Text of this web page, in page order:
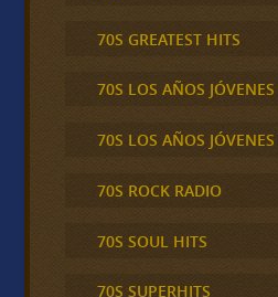
70S GREATEST HITS
70S LOS AÑOS JÓVENES
70S LOS AÑOS
70S ROCK RADIO
70S SOUL HITS
70S SUPERHITS